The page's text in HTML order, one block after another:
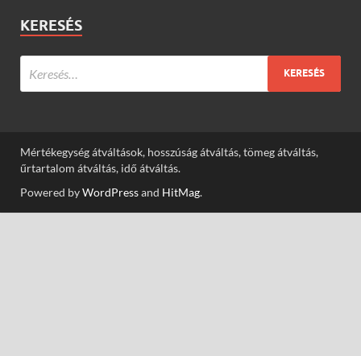
KERESÉS
Mértékegység átváltások, hosszúság átváltás, tömeg átváltás,
űrtartalom átváltás, idő átváltás.
Powered byWordPressand HitMag.